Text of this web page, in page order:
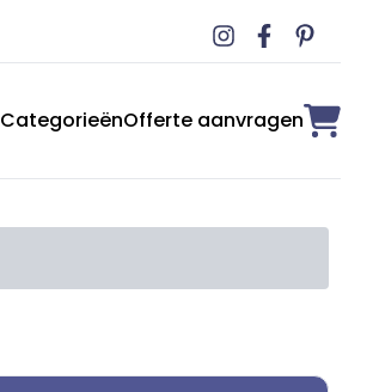
CategorieënOfferte aanvragen